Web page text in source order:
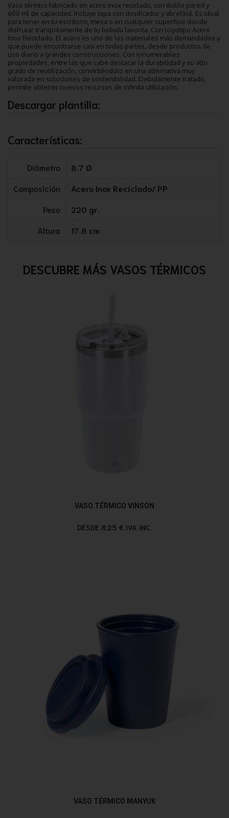
Vaso térmico fabricado en acero inox reciclado, con doble pared y
600 ml de capacidad. Incluye tapa con dosificador y abrefácil. Es ideal
para tener en tu escritorio, mesa o en cualquier superficie donde
disfrutar tranquilamente de tu bebida favorita. Con logotipo Acero
Inox Reciclado. El acero es uno de los materiales más demandados y
que puede encontrarse casi en todas partes, desde productos de
uso diario a grandes construcciones. Con innumerables
propiedades, entre las que cabe destacar la durabilidad y su alto
grado de reutilización, convirtiéndolo en una alternativa muy
valorada en soluciones de sostenibilidad. Debidamente tratado,
permite obtener nuevos recursos de infinita utilización.
Descargar plantilla:
Características:
Diámetro
8.7 Ø
Composición
Acero Inox Reciclado/ PP
Peso
220 gr.
Altura
17.8 cm
DESCUBRE MÁS VASOS TÉRMICOS
VASO TÉRMICO VINSON
DESDE 8,25 € IVA INC.
VASO TÉRMICO MANYUK